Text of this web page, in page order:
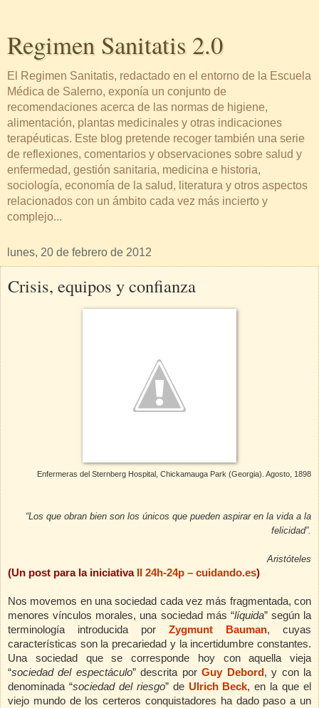
Regimen Sanitatis 2.0
El Regimen Sanitatis, redactado en el entorno de la Escuela
Médica de Salerno, exponía un conjunto de
recomendaciones acerca de las normas de higiene,
alimentación, plantas medicinales y otras indicaciones
terapéuticas. Este blog pretende recoger también una serie
de reflexiones, comentarios y observaciones sobre salud y
enfermedad, gestión sanitaria, medicina e historia,
sociología, economía de la salud, literatura y otros aspectos
relacionados con un ámbito cada vez más incierto y
complejo...
lunes, 20 de febrero de 2012
Crisis, equipos y confianza
Enfermeras del Sternberg Hospital, Chickamauga Park (Georgia). Agosto, 1898
“Los que obran bien son los únicos que pueden aspirar en la vida a la
felicidad”.
Aristóteles
(Un post para la iniciativa II 24h-24p – cuidando.es)
Nos movemos en una sociedad cada vez más fragmentada, con
menores vínculos morales, una sociedad más “líquida” según la
terminología introducida por Zygmunt Bauman, cuyas
características son la precariedad y la incertidumbre constantes.
Una sociedad que se corresponde hoy con aquella vieja
“sociedad del espectáculo” descrita porGuy Debord , y con la
denominada “sociedad del riesgo” de Ulrich Beck, en la que el
viejo mundo de los certeros conquistadores ha dado paso a un